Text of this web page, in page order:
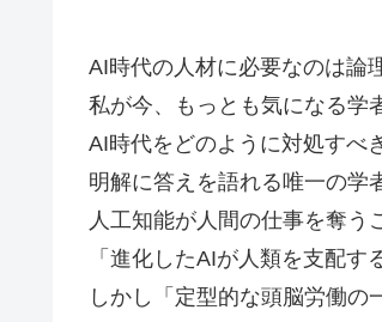
AI時代の人材に必要なのは論
私が今、もっとも気になる学
AI時代をどのように対処すべ
明解に答えを語れる唯一の学
人工知能が人間の仕事を奪う
「進化したAIが人類を支配す
しかし「定型的な頭脳労働の